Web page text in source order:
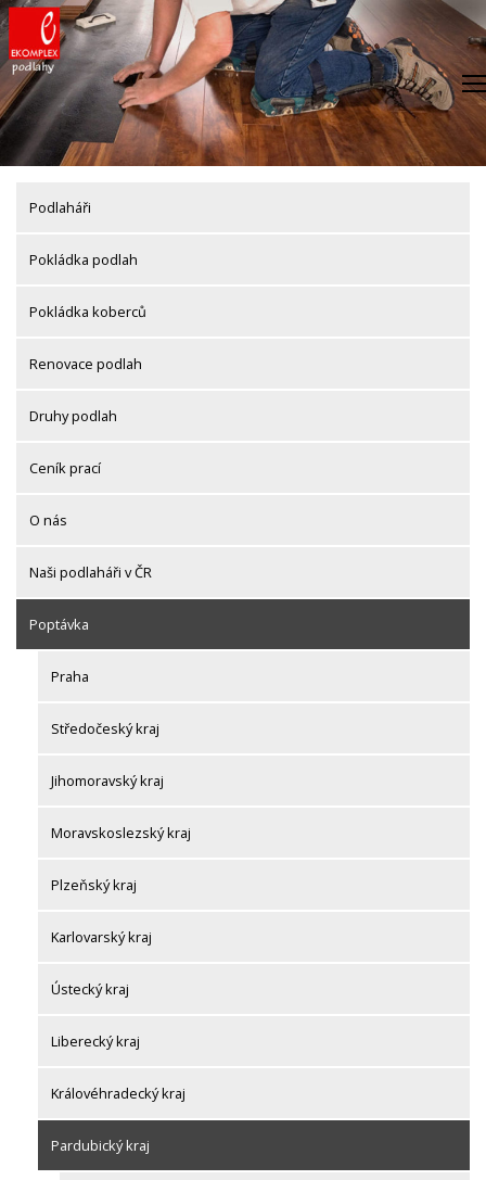
Skip
to
content
Podlaháři
Pokládka podlah
Pokládka koberců
Renovace podlah
Druhy podlah
Ceník prací
O nás
Naši podlaháři v ČR
Poptávka
Praha
Středočeský kraj
Jihomoravský kraj
Moravskoslezský kraj
Plzeňský kraj
Karlovarský kraj
Ústecký kraj
Liberecký kraj
Královéhradecký kraj
Pardubický kraj